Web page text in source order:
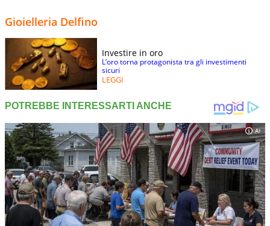
Gioielleria Delfino
Investire in oro
L’oro torna protagonista tra gli investimenti
sicuri
LEGGI